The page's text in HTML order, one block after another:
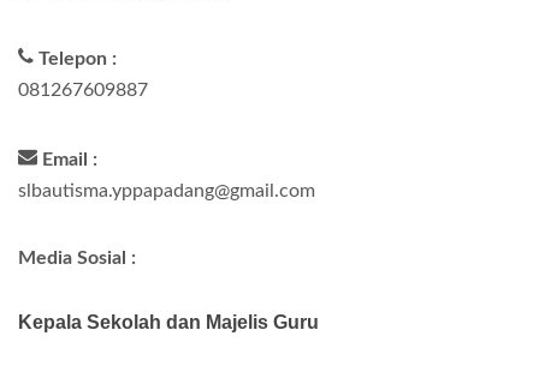
Telepon :
081267609887
Email :
slbautisma.yppapadang@gmail.com
Media Sosial :
Kepala Sekolah dan Majelis Guru